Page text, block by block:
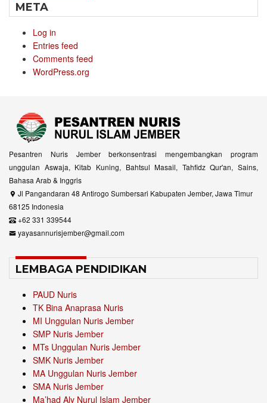
META
Log in
Entries feed
Comments feed
WordPress.org
Pesantren Nuris Jember berkonsentrasi mengembangkan program
unggulan Aswaja, Kitab Kuning, Bahtsul Masail, Tahfidz Qur'an, Sains,
Bahasa Arab & Inggris
Jl Pangandaran 48 Antirogo Sumbersari Kabupaten Jember, Jawa Timur
68125 Indonesia
+62 331 339544
yayasannurisjember@gmail.com
LEMBAGA PENDIDIKAN
PAUD Nuris
TK Bina Anaprasa Nuris
MI Unggulan Nuris Jember
SMP Nuris Jember
MTs Unggulan Nuris Jember
SMK Nuris Jember
MA Unggulan Nuris Jember
SMA Nuris Jember
Ma’had Aly Nurul Islam Jember